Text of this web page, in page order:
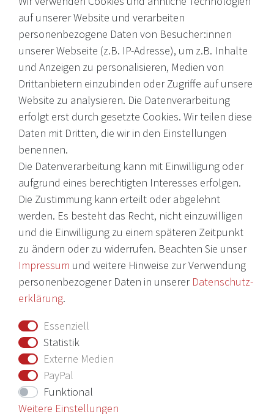
Internationale Weine, Brände, Feinkost & mehr. Entdecken Sie
unser Sortiment online oder in unserem Ladengeschäft. Wenn
Sie Fragen haben, wenden Sie sich an uns.
EMail: shop@victoria-weine.com
Telefon: +49 (0)7931 56 34 11
© 2026 Copyright Victoria Weine
Impressum
Daten­schutz­erklärung
AGB
Barrierefreiheitserklärung
Widerrufs­recht
Vertrag widerrufen
Nichts verpassen mit unserem Newsletter
auf unserer Website und verarbeiten
personenbezogene Daten von Besucher:innen
unserer Webseite (z.B. IP-Adresse), um z.B. Inhalte
und Anzeigen zu personalisieren, Medien von
Drittanbietern einzubinden oder Zugriffe auf unsere
Website zu analysieren. Die Datenverarbeitung
erfolgt erst durch gesetzte Cookies. Wir teilen diese
Daten mit Dritten, die wir in den Einstellungen
benennen.
Die Datenverarbeitung kann mit Einwilligung oder
aufgrund eines berechtigten Interesses erfolgen.
Die Zustimmung kann erteilt oder abgelehnt
werden. Es besteht das Recht, nicht einzuwilligen
und die Einwilligung zu einem späteren Zeitpunkt
zu ändern oder zu widerrufen. Beachten Sie unser
Impressum und weitere Hinweise zur Verwendung
personenbezogener Daten in unserer Daten­schutz­
erklärung.
Essenziell
Statistik
Externe Medien
PayPal
Funktional
Weitere Einstellungen